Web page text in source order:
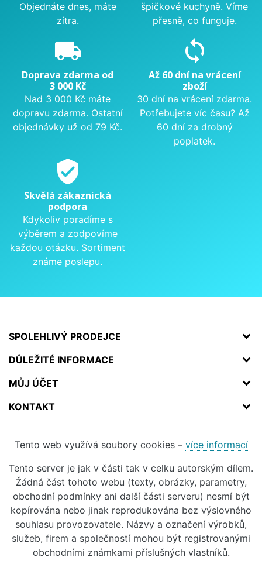
Objednáte dnes, máte
zítra.
špičkové kuchyně. Víme
přesně, co funguje.
local_shipping
Doprava zdarma od
3 000 Kč
Nad 3 000 Kč máte
dopravu zdarma. Ostatní
objednávky už od 79 Kč.
sync
Až 60 dní na vrácení
zboží
30 dní na vrácení zdarma.
Potřebujete víc času? Až
60 dní za drobný
poplatek.
verified_user
Skvělá zákaznická
podpora
Kdykoliv poradíme s
výběrem a zodpovíme
každou otázku. Sortiment
známe poslepu.
SPOLEHLIVÝ PRODEJCE
DŮLEŽITÉ INFORMACE
MŮJ ÚČET
KONTAKT
Tento web využívá soubory cookies – více informací
Tento server je jak v části tak v celku autorským dílem.
Žádná část tohoto webu (texty, obrázky, parametry,
obchodní podmínky ani další části serveru) nesmí být
kopírována nebo jinak reprodukována bez výslovného
souhlasu provozovatele. Názvy a označení výrobků,
služeb, firem a společností mohou být registrovanými
obchodními známkami příslušných vlastníků.